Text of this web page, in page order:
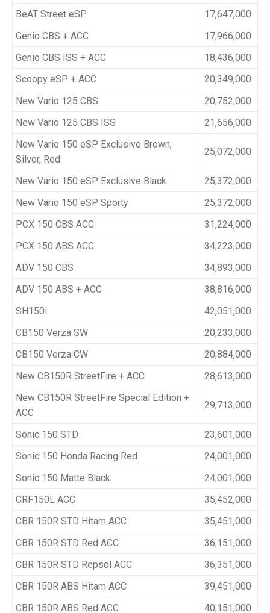
BeAT Street eSP
17,647,000
Genio CBS + ACC
17,966,000
Genio CBS ISS + ACC
18,436,000
Scoopy eSP + ACC
20,349,000
New Vario 125 CBS
20,752,000
New Vario 125 CBS ISS
21,656,000
New Vario 150 eSP Exclusive Brown,
Silver, Red
25,072,000
New Vario 150 eSP Exclusive Black
25,372,000
New Vario 150 eSP Sporty
25,372,000
PCX 150 CBS ACC
31,224,000
PCX 150 ABS ACC
34,223,000
ADV 150 CBS
34,893,000
ADV 150 ABS + ACC
38,816,000
SH150i
42,051,000
CB150 Verza SW
20,233,000
CB150 Verza CW
20,884,000
New CB150R StreetFire + ACC
28,613,000
New CB150R StreetFire Special Edition +
ACC
29,713,000
Sonic 150 STD
23,601,000
Sonic 150 Honda Racing Red
24,001,000
Sonic 150 Matte Black
24,001,000
CRF150L ACC
35,452,000
CBR 150R STD Hitam ACC
35,451,000
CBR 150R STD Red ACC
36,151,000
CBR 150R STD Repsol ACC
36,351,000
CBR 150R ABS Hitam ACC
39,451,000
CBR 150R ABS Red ACC
40,151,000